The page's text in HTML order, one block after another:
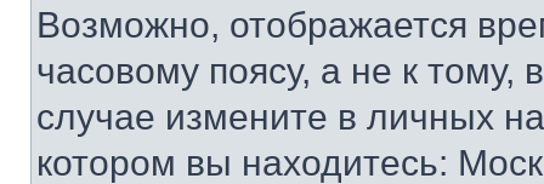
Возможно, отображается
часовому поясу, а не к тому,
случае измените в личных
котором вы находитесь: